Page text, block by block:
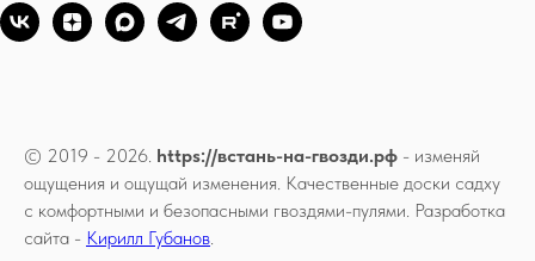
© 2019 - 2026. https://встань-на-гвозди.рф - изменяй
ощущения и ощущай изменения. Качественные доски садху
с комфортными и безопасными гвоздями-пулями. Разработка
сайта - Кирилл Губанов.